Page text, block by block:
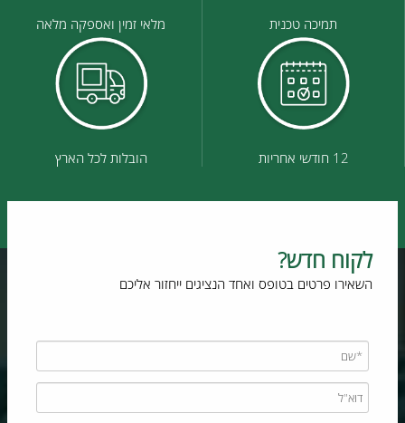
תמיכה טכנית מלאי זמין ואספקה מלאה
12 חודשי אחריות הובלות לכל הארץ
לקוח חדש?
השאירו פרטים בטופס ואחד הנציגים ייחזור אליכם